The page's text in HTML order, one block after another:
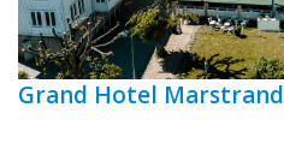
Grand Hotel Marstrand